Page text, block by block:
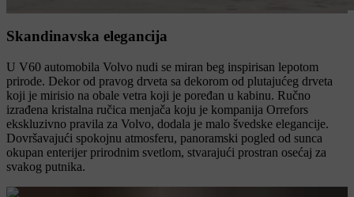
Skandinavska elegancija
U V60 automobila Volvo nudi se miran beg inspirisan lepotom
prirode. Dekor od pravog drveta sa dekorom od plutajućeg drveta
koji je mirisio na obale vetra koji je poređan u kabinu. Ručno
izrađena kristalna ručica menjača koju je kompanija Orrefors
ekskluzivno pravila za Volvo, dodala je malo švedske elegancije.
Dovršavajući spokojnu atmosferu, panoramski pogled od sunca
okupan enterijer prirodnim svetlom, stvarajući prostran osećaj za
svakog putnika.